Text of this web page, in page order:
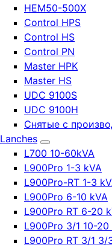
HEM50-500X
Control HPS
Control HS
Control PN
Master HPK
Master HS
UDC 9100S
UDC 9100H
Снятые с
Lanches
L700 10-60kVA
L900Pro 1-3 kVA
L900Pro-RT 1-3
L900Pro 6-10 kVA
L900Pro RT 6-20
L900Pro 3/1 10-20
L900Pro RT 3/1 3/